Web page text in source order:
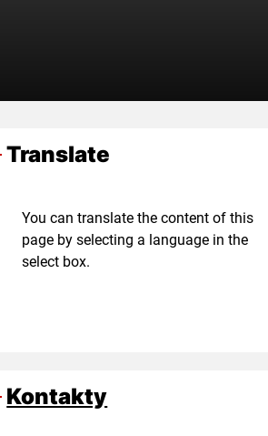
Translate
You can translate the content of this
page by selecting a language in the
select box.
Kontakty